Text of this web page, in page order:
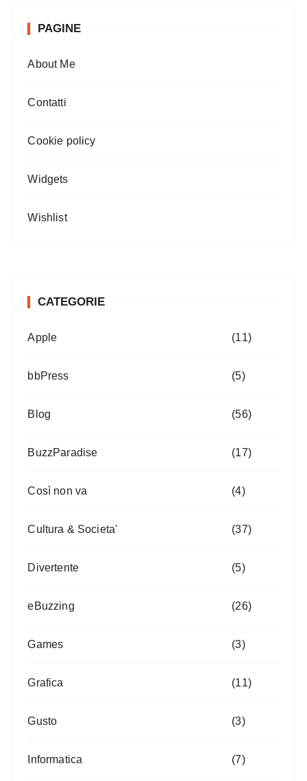
PAGINE
About Me
Contatti
Cookie policy
Widgets
Wishlist
CATEGORIE
Apple (11)
bbPress (5)
Blog (56)
BuzzParadise (17)
Così non va (4)
Cultura & Societa' (37)
Divertente (5)
eBuzzing (26)
Games (3)
Grafica (11)
Gusto (3)
Informatica (7)